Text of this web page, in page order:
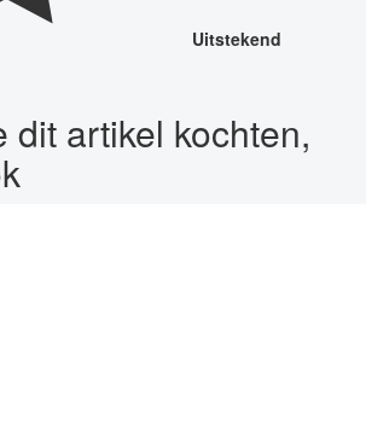
Uitstekend
dit artikel kochten,